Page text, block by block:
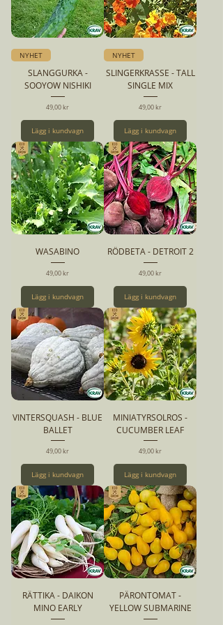
NYHET
SLANGGURKA -
SOOYOW NISHIKI
Pris
49,00 kr
Lägg i kundvagn
NYHET
SLINGERKRASSE - TALL
SINGLE MIX
Pris
49,00 kr
Lägg i kundvagn
WASABINO
Pris
49,00 kr
Lägg i kundvagn
RÖDBETA - DETROIT 2
Pris
49,00 kr
Lägg i kundvagn
VINTERSQUASH - BLUE
BALLET
Pris
49,00 kr
Lägg i kundvagn
MINIATYRSOLROS -
CUCUMBER LEAF
Pris
49,00 kr
Lägg i kundvagn
RÄTTIKA - DAIKON
MINO EARLY
PÄRONTOMAT -
YELLOW SUBMARINE